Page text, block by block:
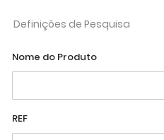
Definições de Pesquisa
Nome do Produto
REF